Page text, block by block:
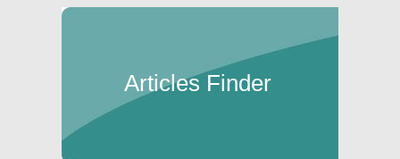
Articles Finder